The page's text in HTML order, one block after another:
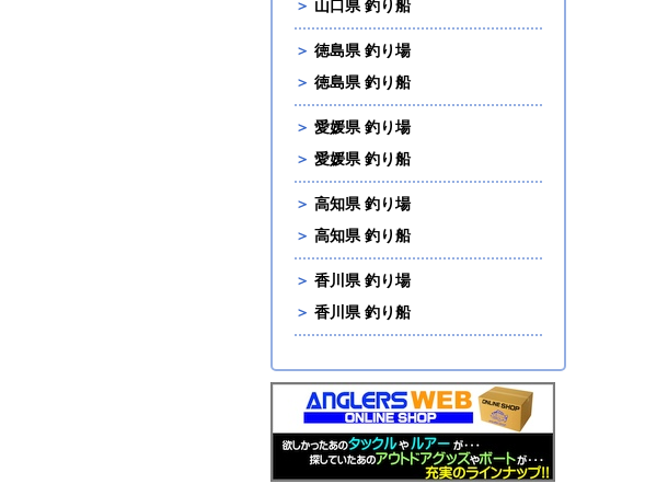
＞ 山口県 釣り船
＞ 徳島県 釣り場
＞ 徳島県 釣り船
＞ 愛媛県 釣り場
＞ 愛媛県 釣り船
＞ 高知県 釣り場
＞ 高知県 釣り船
＞ 香川県 釣り場
＞ 香川県 釣り船